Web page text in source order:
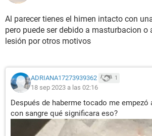
Al parecer tienes el himen intacto con
pero puede ser debido a masturbacion o
lesión por otros motivos
ADRIANA17273939362 1
18 sep 2023 a las 02:16
Después de haberme tocado me
con sangre qué significara eso?